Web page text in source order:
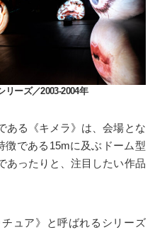
リーズ／2003-2004年
ある《キメラ》は、会場とな
徴である15mに及ぶドーム型
あったりと、注目したい作品
ュア》と呼ばれるシリーズ